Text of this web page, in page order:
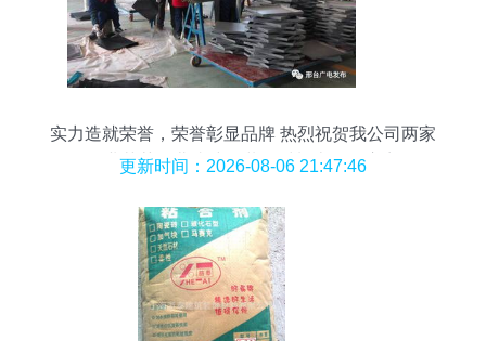
实力造就荣誉，荣誉彰显品牌 热烈祝贺我公司两家
企业荣获河北省建筑装饰材料十佳供应商
更新时间：2026-08-06 21:47:46